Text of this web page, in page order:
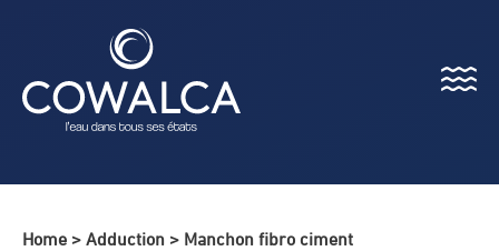
Menu
Home > Adduction > Manchon fibro ciment